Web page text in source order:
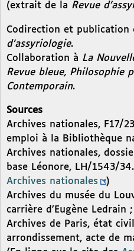
(extrait de la Revue
Codirection et publication
d’assyriologie.
Collaboration à La
Revue bleue, Philosophie
Contemporain.
Sources
Archives nationales, F17/
emploi à la Bibliothèque
Archives nationales,
base Léonore, LH/1543/
Archives nationales
)
Archives du musée du
carrière d’Eugène Ledrain
Archives de Paris, état
arrondissement, acte de